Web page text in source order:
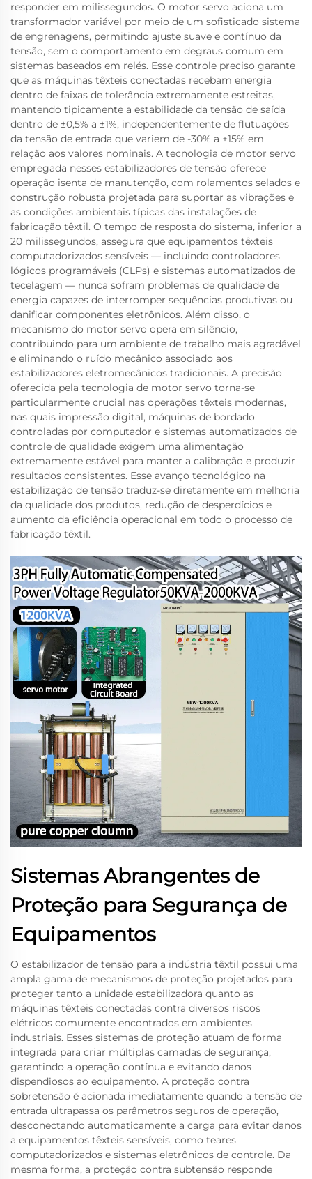
responder em milissegundos. O motor servo aciona um
transformador variável por meio de um sofisticado sistema
de engrenagens, permitindo ajuste suave e contínuo da
tensão, sem o comportamento em degraus comum em
sistemas baseados em relés. Esse controle preciso garante
que as máquinas têxteis conectadas recebam energia
dentro de faixas de tolerância extremamente estreitas,
mantendo tipicamente a estabilidade da tensão de saída
dentro de ±0,5% a ±1%, independentemente de flutuações
da tensão de entrada que variem de -30% a +15% em
relação aos valores nominais. A tecnologia de motor servo
empregada nesses estabilizadores de tensão oferece
operação isenta de manutenção, com rolamentos selados e
construção robusta projetada para suportar as vibrações e
as condições ambientais típicas das instalações de
fabricação têxtil. O tempo de resposta do sistema, inferior a
20 milissegundos, assegura que equipamentos têxteis
computadorizados sensíveis — incluindo controladores
lógicos programáveis (CLPs) e sistemas automatizados de
tecelagem — nunca sofram problemas de qualidade de
energia capazes de interromper sequências produtivas ou
danificar componentes eletrônicos. Além disso, o
mecanismo do motor servo opera em silêncio,
contribuindo para um ambiente de trabalho mais agradável
e eliminando o ruído mecânico associado aos
estabilizadores eletromecânicos tradicionais. A precisão
oferecida pela tecnologia de motor servo torna-se
particularmente crucial nas operações têxteis modernas,
nas quais impressão digital, máquinas de bordado
controladas por computador e sistemas automatizados de
controle de qualidade exigem uma alimentação
extremamente estável para manter a calibração e produzir
resultados consistentes. Esse avanço tecnológico na
estabilização de tensão traduz-se diretamente em melhoria
da qualidade dos produtos, redução de desperdícios e
aumento da eficiência operacional em todo o processo de
fabricação têxtil.
Sistemas Abrangentes de
Proteção para Segurança de
Equipamentos
O estabilizador de tensão para a indústria têxtil possui uma
ampla gama de mecanismos de proteção projetados para
proteger tanto a unidade estabilizadora quanto as
máquinas têxteis conectadas contra diversos riscos
elétricos comumente encontrados em ambientes
industriais. Esses sistemas de proteção atuam de forma
integrada para criar múltiplas camadas de segurança,
garantindo a operação contínua e evitando danos
dispendiosos ao equipamento. A proteção contra
sobretensão é acionada imediatamente quando a tensão de
entrada ultrapassa os parâmetros seguros de operação,
desconectando automaticamente a carga para evitar danos
a equipamentos têxteis sensíveis, como teares
computadorizados e sistemas eletrônicos de controle. Da
mesma forma, a proteção contra subtensão responde